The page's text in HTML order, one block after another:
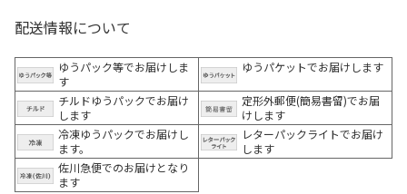
配送情報について
ゆうパック等でお届けしま
す
ゆうパケットでお届けします
チルドゆうパックでお届け
します
定形外郵便(簡易書留)でお届
けします
冷凍ゆうパックでお届けし
ます。
レターパックライトでお届け
します
佐川急便でのお届けとなり
ます